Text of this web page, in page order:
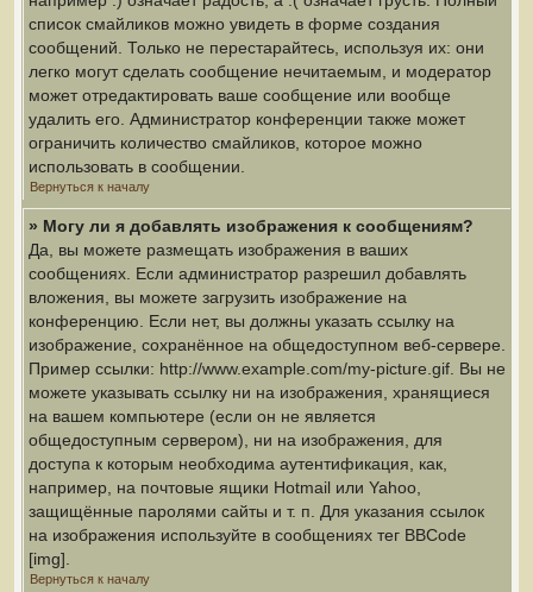
список смайликов можно увидеть в форме создания
сообщений. Только не перестарайтесь, используя их: они
легко могут сделать сообщение нечитаемым, и модератор
может отредактировать ваше сообщение или вообще
удалить его. Администратор конференции также может
ограничить количество смайликов, которое можно
использовать в сообщении.
Вернуться к началу
» Могу ли я добавлять изображения к сообщениям?
Да, вы можете размещать изображения в ваших
сообщениях. Если администратор разрешил добавлять
вложения, вы можете загрузить изображение на
конференцию. Если нет, вы должны указать ссылку на
изображение, сохранённое на общедоступном веб-сервере.
Пример ссылки: http://www.example.com/my-picture.gif. Вы не
можете указывать ссылку ни на изображения, хранящиеся
на вашем компьютере (если он не является
общедоступным сервером), ни на изображения, для
доступа к которым необходима аутентификация, как,
например, на почтовые ящики Hotmail или Yahoo,
защищённые паролями сайты и т. п. Для указания ссылок
на изображения используйте в сообщениях тег BBCode
[img].
Вернуться к началу